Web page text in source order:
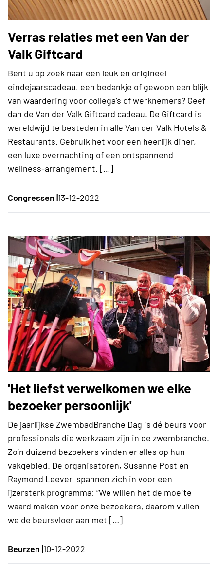
Verras relaties met een Van der
Valk Giftcard
Bent u op zoek naar een leuk en origineel
eindejaarscadeau, een bedankje of gewoon een blijk
van waardering voor collega’s of werknemers? Geef
dan de Van der Valk Giftcard cadeau. De Giftcard is
wereldwijd te besteden in alle Van der Valk Hotels &
Restaurants. Gebruik het voor een heerlijk diner,
een luxe overnachting of een ontspannend
wellness-arrangement. […]
Congressen |13-12-2022
'Het liefst verwelkomen we elke
bezoeker persoonlijk'
De jaarlijkse ZwembadBranche Dag is dé beurs voor
professionals die werkzaam zijn in de zwembranche.
Zo’n duizend bezoekers vinden er alles op hun
vakgebied. De organisatoren, Susanne Post en
Raymond Leever, spannen zich in voor een
ijzersterk programma: “We willen het de moeite
waard maken voor onze bezoekers, daarom vullen
we de beursvloer aan met […]
Beurzen |10-12-2022